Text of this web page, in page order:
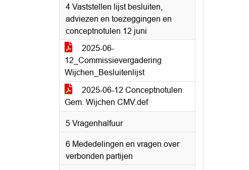
4 Vaststellen lijst besluiten,
adviezen en toezeggingen en
conceptnotulen 12 juni
2025-06-
12_Commissievergadering
Wijchen_Besluitenlijst
2025-06-12 Conceptnotulen
Gem. Wijchen CMV.def
5 Vragenhalfuur
6 Mededelingen en vragen over
verbonden partijen